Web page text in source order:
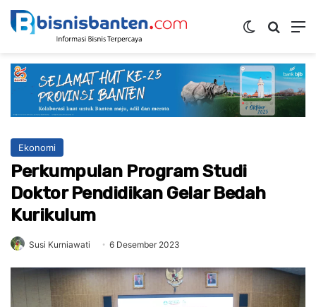
Switch skin
Ekonomi
Perkumpulan Program Studi
Doktor Pendidikan Gelar Bedah
Kurikulum
Susi Kurniawati 6 Desember 2023